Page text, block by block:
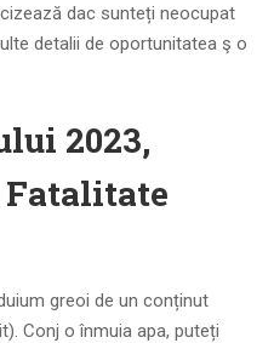
dac sunteți neocupat
detalii de oportunitatea ş o
2023,
Fatalitate
greoi de un conținut
Conj o înmuia apa, puteți